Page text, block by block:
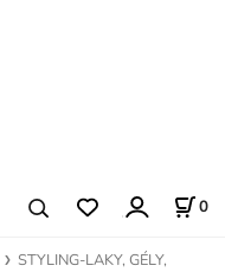
0
STYLING-LAKY, GÉLY,